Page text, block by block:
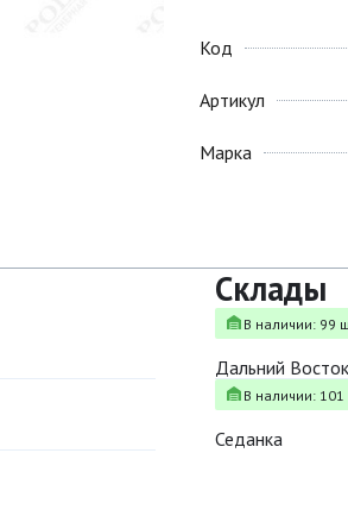
Код
Артикул
Марка
Склады
В наличии: 99
Дальний Восток
В наличии: 101
Седанка